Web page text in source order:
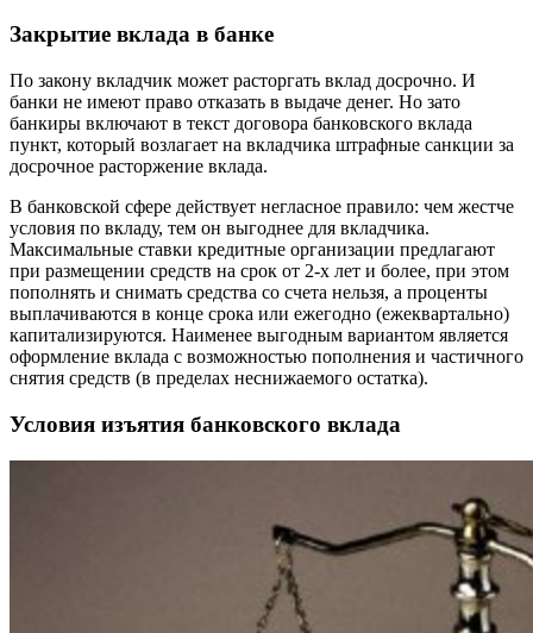
Закрытие вклада в банке
По закону вкладчик может расторгать вклад досрочно. И
банки не имеют право отказать в выдаче денег. Но зато
банкиры включают в текст договора банковского вклада
пункт, который возлагает на вкладчика штрафные санкции за
досрочное расторжение вклада.
В банковской сфере действует негласное правило: чем жестче
условия по вкладу, тем он выгоднее для вкладчика.
Максимальные ставки кредитные организации предлагают
при размещении средств на срок от 2-х лет и более, при этом
пополнять и снимать средства со счета нельзя, а проценты
выплачиваются в конце срока или ежегодно (ежеквартально)
капитализируются. Наименее выгодным вариантом является
оформление вклада с возможностью пополнения и частичного
снятия средств (в пределах неснижаемого остатка).
Условия изъятия банковского вклада